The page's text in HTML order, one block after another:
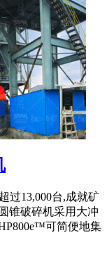
过13,000台,成就矿
锥破碎机采用大冲
可简便地集